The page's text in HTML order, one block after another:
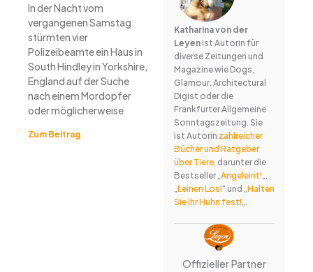
In der Nacht vom
vergangenen Samstag
stürmten vier
Polizeibeamte ein Haus in
South Hindley in Yorkshire,
England auf der Suche
nach einem Mordopfer
oder möglicherweise
Zum Beitrag
Katharina von der
Leyenist Autorin für
diverse Zeitungen und
Magazine wie Dogs,
Glamour, Architectural
Digist oder die
Frankfurter Allgemeine
Sonntagszeitung. Sie
ist Autorin zahlreicher
Bücher und Ratgeber
über Tiere, darunter die
Bestseller „Angeleint!„,
„Leinen Los!“ und „Halten
Sie Ihr Huhn fest!„.
Offizieller Partner